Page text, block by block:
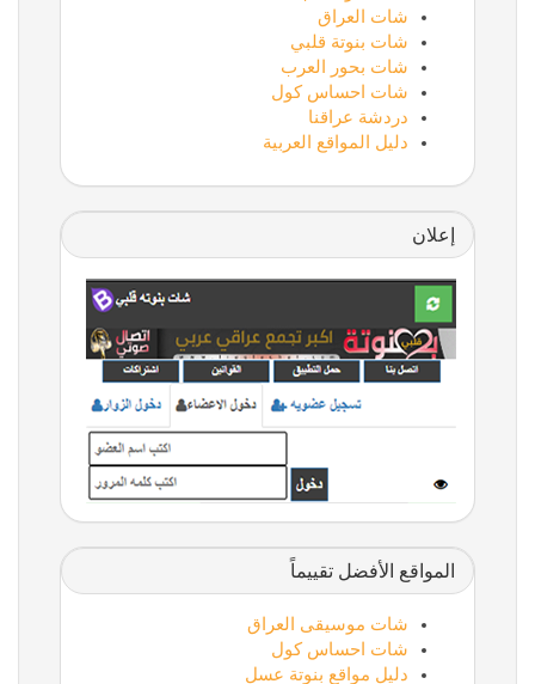
شات العراق
شات بنوتة قلبي
شات بحور العرب
شات احساس كول
دردشة عراقنا
دليل المواقع العربية
إعلان
المواقع الأفضل تقييماً
شات موسيقى العراق
شات احساس كول
دليل مواقع بنوتة عسل